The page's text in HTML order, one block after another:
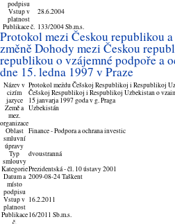
podpisu
Vstup v
platnost
28.6.2004
Publikace č. 133/2004 Sb.m.s.
Protokol mezi Českou republikou
změně Dohody mezi Českou
republikou o vzájemné podpoře a
dne 15. ledna 1997 v Praze
Název v
cizím
jazyce
Protokol meždu Češskoj Respublikoj i Respublikoj
Češskoj Respublikoj i Respublikoj Uzbekistan o
15 janvarja 1997 goda v g. Praga
Země a
mez.
organizace
Uzbekistán
Oblast
smluvní
úpravy
Finance - Podpora a ochrana investic
Typ
smlouvy
dvoustranná
KategoriePrezidentská - čl. 10 ústavy 2001
Datum a
místo
podpisu
2009-08-24 Taškent
Vstup v
platnost
16.2.2011
Publikace
č.
16/2011 Sb.m.s.